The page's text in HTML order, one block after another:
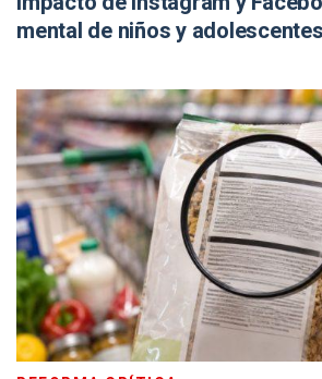
mental de niños y adolescentes